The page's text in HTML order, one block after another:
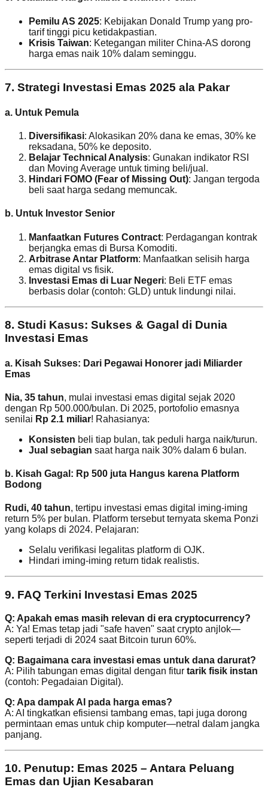
Pemilu AS 2025: Kebijakan Donald Trump yang pro-
tarif tinggi picu ketidakpastian.
Krisis Taiwan: Ketegangan militer China-AS dorong
harga emas naik 10% dalam seminggu.
7. Strategi Investasi Emas 2025 ala Pakar
a. Untuk Pemula
Diversifikasi: Alokasikan 20% dana ke emas, 30% ke
reksadana, 50% ke deposito.
Belajar Technical Analysis: Gunakan indikator RSI
dan Moving Average untuk timing beli/jual.
Hindari FOMO (Fear of Missing Out): Jangan tergoda
beli saat harga sedang memuncak.
b. Untuk Investor Senior
Manfaatkan Futures Contract: Perdagangan kontrak
berjangka emas di Bursa Komoditi.
Arbitrase Antar Platform: Manfaatkan selisih harga
emas digital vs fisik.
Investasi Emas di Luar Negeri: Beli ETF emas
berbasis dolar (contoh: GLD) untuk lindungi nilai.
8. Studi Kasus: Sukses & Gagal di Dunia
Investasi Emas
a. Kisah Sukses: Dari Pegawai Honorer jadi Miliarder
Emas
Nia, 35 tahun, mulai investasi emas digital sejak 2020
dengan Rp 500.000/bulan. Di 2025, portofolio emasnya
senilai Rp 2.1 miliar! Rahasianya:
Konsisten beli tiap bulan, tak peduli harga naik/turun.
Jual sebagian saat harga naik 30% dalam 6 bulan.
b. Kisah Gagal: Rp 500 juta Hangus karena Platform
Bodong
Rudi, 40 tahun, tertipu investasi emas digital iming-iming
return 5% per bulan. Platform tersebut ternyata skema Ponzi
yang kolaps di 2024. Pelajaran:
Selalu verifikasi legalitas platform di OJK.
Hindari iming-iming return tidak realistis.
9. FAQ Terkini Investasi Emas 2025
Q: Apakah emas masih relevan di era cryptocurrency?
A: Ya! Emas tetap jadi "safe haven" saat crypto anjlok—
seperti terjadi di 2024 saat Bitcoin turun 60%.
Q: Bagaimana cara investasi emas untuk dana darurat?
A: Pilih tabungan emas digital dengan fitur tarik fisik instan
(contoh: Pegadaian Digital).
Q: Apa dampak AI pada harga emas?
A: AI tingkatkan efisiensi tambang emas, tapi juga dorong
permintaan emas untuk chip komputer—netral dalam jangka
panjang.
10. Penutup: Emas 2025 – Antara Peluang
Emas dan Ujian Kesabaran